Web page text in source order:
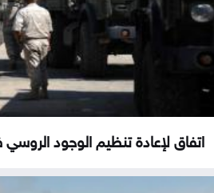
اتفاق لإعادة تنظيم الوجود